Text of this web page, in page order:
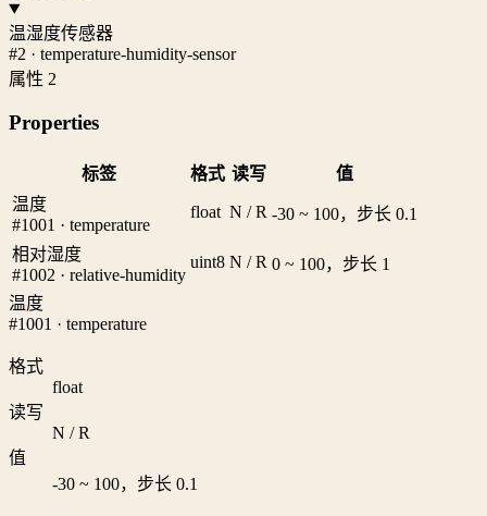
温湿度传感器
#2 · temperature-humidity-sensor
属性 2
Properties
标签 格式 读写
值
温度
#1001 · temperature
float N / R -30 ~ 100，步长 0.1
相对湿度
#1002 · relative-humidity
uint8 N / R 0 ~ 100，步长 1
温度
#1001 · temperature
格式
float
读写
N / R
值
-30 ~ 100，步长 0.1